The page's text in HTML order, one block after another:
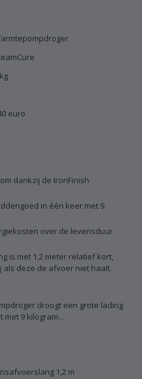
euro
dankzij de IronFinish
in één keer met 9
over de levensduur
is met 1,2 meter relatief kort,
als deze de afvoer niet haalt.
droogt een grote lading
met 9 kilogram…
1,2 m